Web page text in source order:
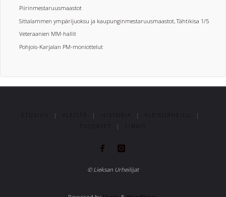
Piirinmestaruusmaastot
Sittalammen ympärijuoksu ja kaupunginmestaruusmaastot, Tähtikisa 1/5
Veteraanien MM-hallit
Pohjois-Karjalan PM-moniottelut
ETUSIVU | YLEISTÄ | HISTORIA | YLEISURHEILU
|
TULOKSET
| LINKIT
© Lieksan Urheilijat